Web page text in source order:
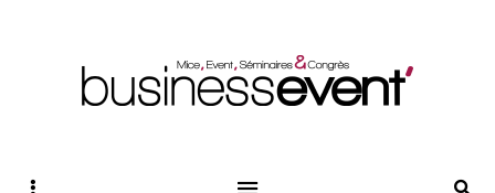
Sidebar